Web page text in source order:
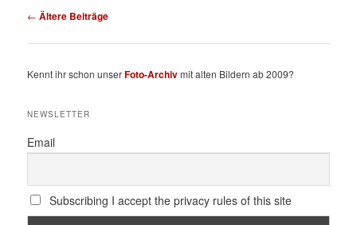
Beitragsnavigation
← Ältere Beiträge
Kennt ihr schon unserFoto-Archivmit alten Bildern ab 2009?
NEWSLETTER
Email
Subscribing I accept the privacy rules of this site